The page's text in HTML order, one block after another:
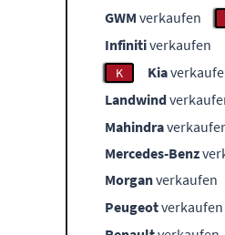
GWM verkaufen
Infinitiverkaufen
K Kia
Landwind
Mahindra
Mercedes-Benz
Morganverkaufen
Peugeotverkaufen